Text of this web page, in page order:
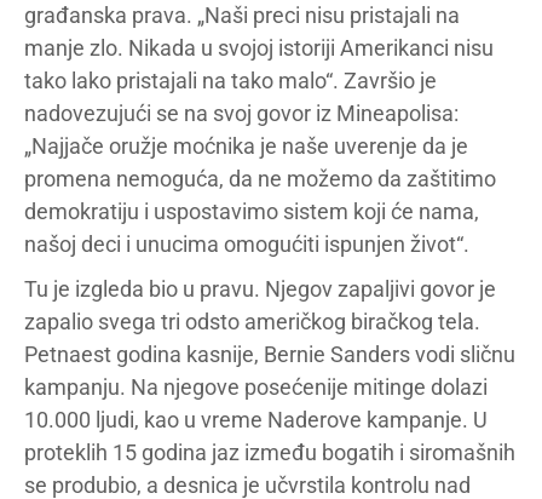
građanska prava. „Naši preci nisu pristajali na
manje zlo. Nikada u svojoj istoriji Amerikanci nisu
tako lako pristajali na tako malo“. Završio je
nadovezujući se na svoj govor iz Mineapolisa:
„Najjače oružje moćnika je naše uverenje da je
promena nemoguća, da ne možemo da zaštitimo
demokratiju i uspostavimo sistem koji će nama,
našoj deci i unucima omogućiti ispunjen život“.
Tu je izgleda bio u pravu. Njegov zapaljivi govor je
zapalio svega tri odsto američkog biračkog tela.
Petnaest godina kasnije, Bernie Sanders vodi sličnu
kampanju. Na njegove posećenije mitinge dolazi
10.000 ljudi, kao u vreme Naderove kampanje. U
proteklih 15 godina jaz između bogatih i siromašnih
se produbio, a desnica je učvrstila kontrolu nad